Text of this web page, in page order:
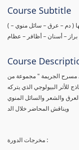
Course Subtitle
( إجراء الإختبارات علي العينة البيولوجية لتحديد صاحبها ( دم – عرق – سائل منوي –
– أسنان – أظافر – عظام
Course
في مسرح الجريمة " مجموعة من
للأثر البيولوجي الذي يتركه
والشعر والسائل المنوي
ويناقش المحاضر خلال الد
مخرجات الدورة :